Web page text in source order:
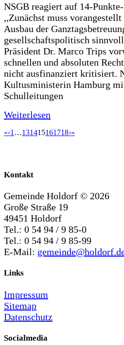
NSGB reagiert auf 14-
,,Zunächst muss
Ausbau der
gesellschaftspolitisch
Präsident Dr. Marco Trips
schnellen und absoluten
nicht ausfinanziert kritisiert.
Kultusministerin Hamburg
Schulleitungen
Weiterlesen
«‹1 …131415161718›»
Kontakt
Gemeinde Holdorf © 2026
Große Straße 19
49451 Holdorf
Tel.: 0 54 94 / 9 85-0
Tel.: 0 54 94 / 9 85-99
E-Mail:
Links
Impressum
Sitemap
Datenschutz
Socialmedia